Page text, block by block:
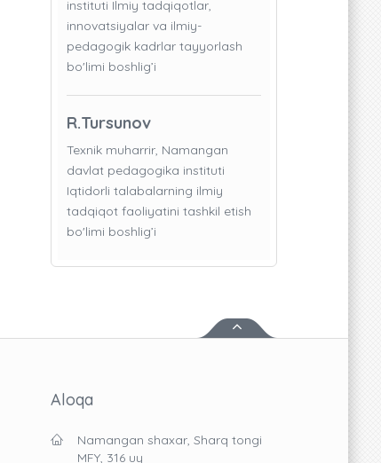
instituti Ilmiy tadqiqotlar,
innovatsiyalar va ilmiy-
pedagogik kadrlar tayyorlash
bo'limi boshlig’i
R.Tursunov
Texnik muharrir, Namangan
davlat pedagogika instituti
Iqtidorli talabalarning ilmiy
tadqiqot faoliyatini tashkil etish
bo'limi boshlig’i
Aloqa
Namangan shaxar, Sharq tongi
MFY, 316 uy